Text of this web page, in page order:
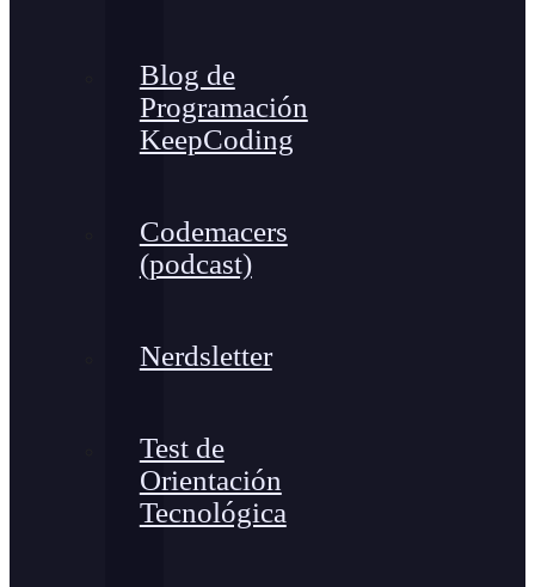
Blog de
Programación
KeepCoding
Codemacers
(podcast)
Nerdsletter
Test de
Orientación
Tecnológica